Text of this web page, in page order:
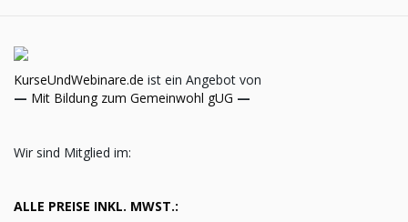
KurseUndWebinare.de ist ein Angebot von
— Mit Bildung zum Gemeinwohl gUG —
Wir sind Mitglied im:
ALLE PREISE INKL. MWST.: